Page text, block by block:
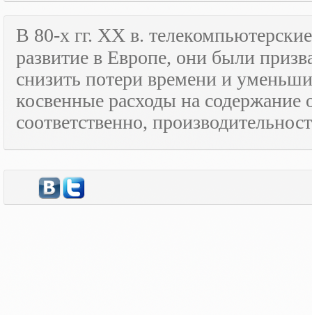
В 80-х гг. XX в.
развитие в Европе, они были
снизить потери времени и
косвенные расходы на
соответственно,